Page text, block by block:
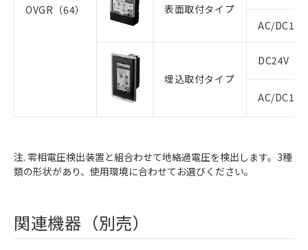
OVGR（64） 表面取付タイプ
AC/
埋込取付タイプ
DC24V
AC/
注. 零相電圧検出装置と組合わせて地絡過電圧を検出します。3種
類の形状があり、使用環境に合わせてお選びください。
関連機器（別売）